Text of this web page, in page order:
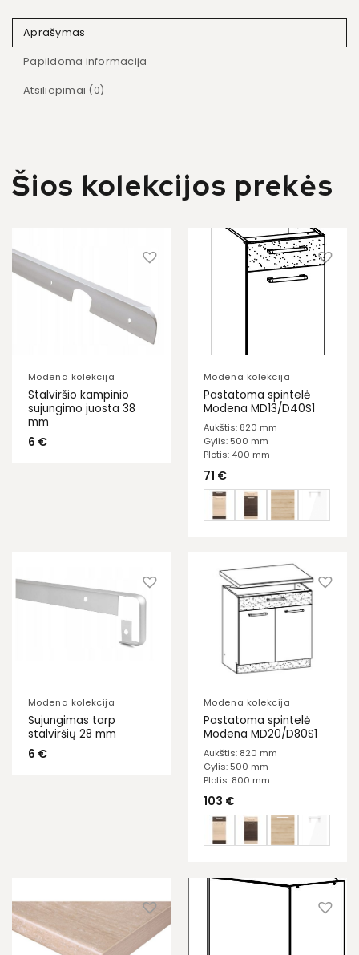
Aprašymas
Papildoma informacija
Atsiliepimai (0)
Šios kolekcijos prekės
Modena kolekcija
Stalviršio kampinio
sujungimo juosta 38
mm
6 €
Modena kolekcija
Pastatoma spintelė
Modena MD13/D40S1
Aukštis: 820 mm
Gylis: 500 mm
Plotis: 400 mm
71 €
Modena kolekcija
Sujungimas tarp
stalviršių 28 mm
6 €
Modena kolekcija
Pastatoma spintelė
Modena MD20/D80S1
Aukštis: 820 mm
Gylis: 500 mm
Plotis: 800 mm
103 €